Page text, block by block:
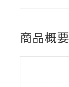
商品概要